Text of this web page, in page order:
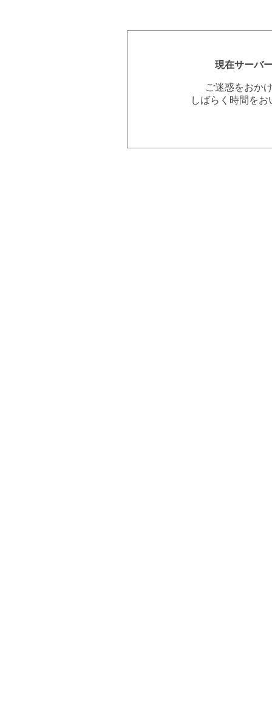
現在サーバ
ご迷惑をおか
しばらく時間を